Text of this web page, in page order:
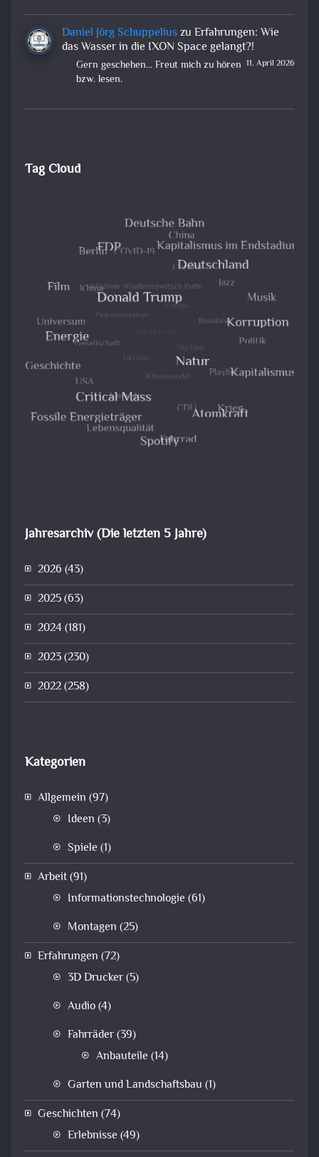
Daniel Jörg Schuppeliuszu Erfahrungen: Wie
das Wasser in die IXON Space gelangt?!
11. April 2026
Gern geschehen... Freut mich zu hören
bzw. lesen.
Tag Cloud
Jahresarchiv (Die letzten 5 Jahre)
2026 (43)
2025(63)
2024(181)
2023(230)
2022(258)
Kategorien
Allgemein (97)
Ideen (3)
Spiele (1)
Arbeit(91)
Informationstechnologie (61)
Montagen (25)
Erfahrungen (72)
3D Drucker(5)
Audio(4)
Fahrräder(39)
Anbauteile (14)
Garten und Landschaftsbau (1)
Geschichten (74)
Erlebnisse (49)